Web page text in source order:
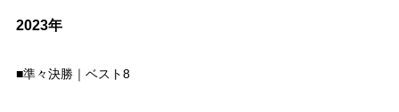
2023年
■準々決勝｜ベスト8